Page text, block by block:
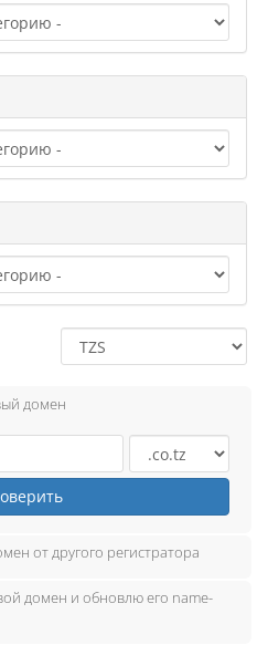
домен
от другого регистратора
домен и обновлю его name-